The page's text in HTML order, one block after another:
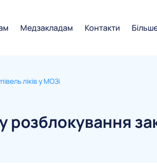
Медзакладам Контакти
ліків у МОЗі